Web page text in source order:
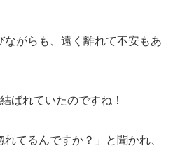
がらも、遠く離れて不安もあ
ばれていたのですね！
てるんですか？」と聞かれ、